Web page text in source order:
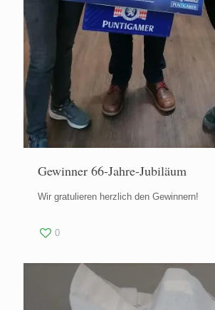
Gewinner 66-Jahre-Jubiläum
Wir gratulieren herzlich den Gewinnern!
0